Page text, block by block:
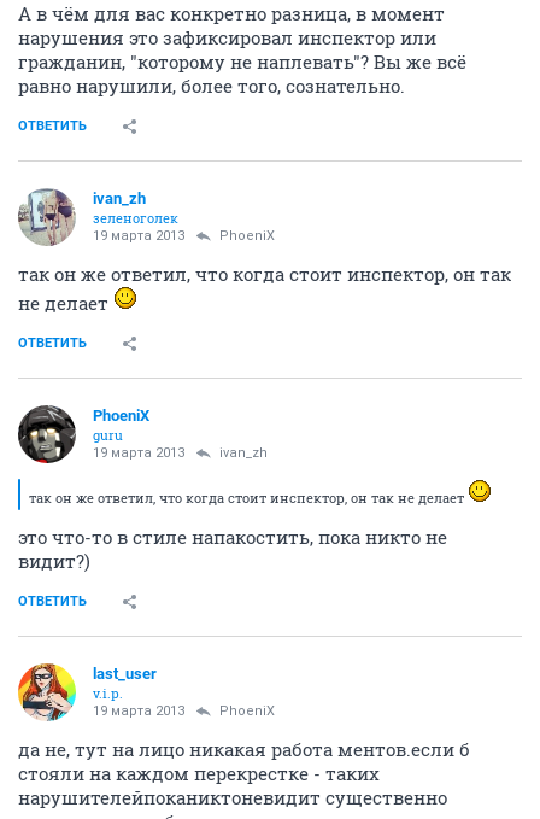
А в чём для вас конкретно разница, в момент
нарушения это зафиксировал инспектор или
гражданин, "которому не наплевать"? Вы же всё
равно нарушили, более того, сознательно.
ОТВЕТИТЬ
ivan_zh
зеленоголек
19 марта 2013 PhoeniX
так он же ответил, что когда стоит инспектор, он так
не делает
ОТВЕТИТЬ
PhoeniX
guru
19 марта 2013 ivan_zh
так он же ответил, что когда стоит инспектор, он так не делает
это что-то в стиле напакостить, пока никто не
видит?)
ОТВЕТИТЬ
last_user
v.i.p.
19 марта 2013 PhoeniX
да не, тут на лицо никакая работа ментов.если б
стояли на каждом перекрестке - таких
нарушителейпоканиктоневидит существенно